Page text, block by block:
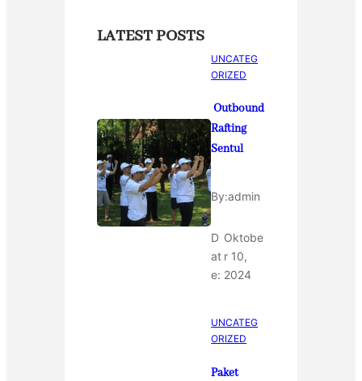
LATEST POSTS
UNCATEG
ORIZED
Outbound
Rafting
Sentul
By:admin
D
at
e:
Oktobe
r 10,
2024
UNCATEG
ORIZED
Paket